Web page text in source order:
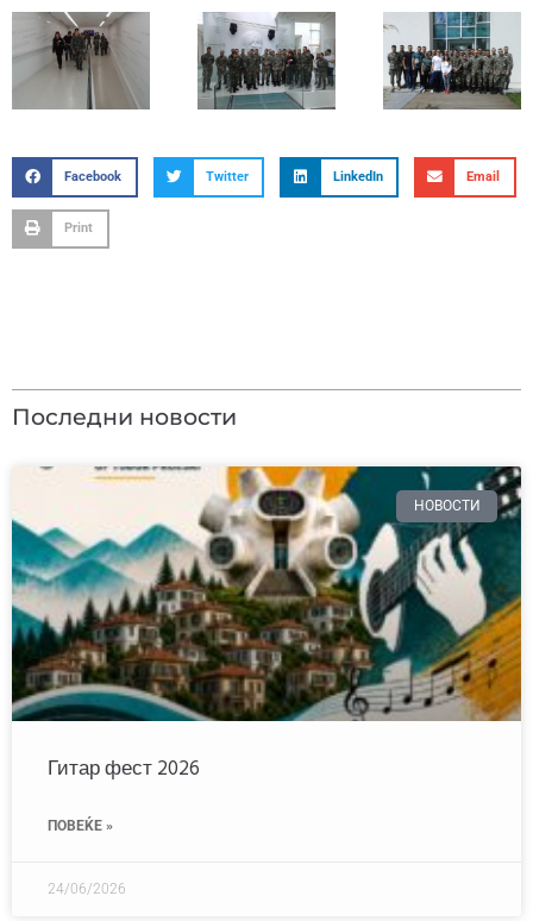
Facebook Twitter LinkedIn Email
Print
Последни новости
НОВОСТИ
Гитар фест 2026
ПОВЕЌЕ »
24/06/2026